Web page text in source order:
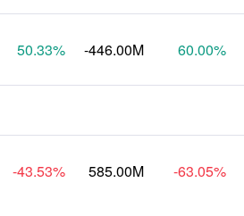
50.33% -446.00M 60.00%
-43.53% 585.00M -63.05%